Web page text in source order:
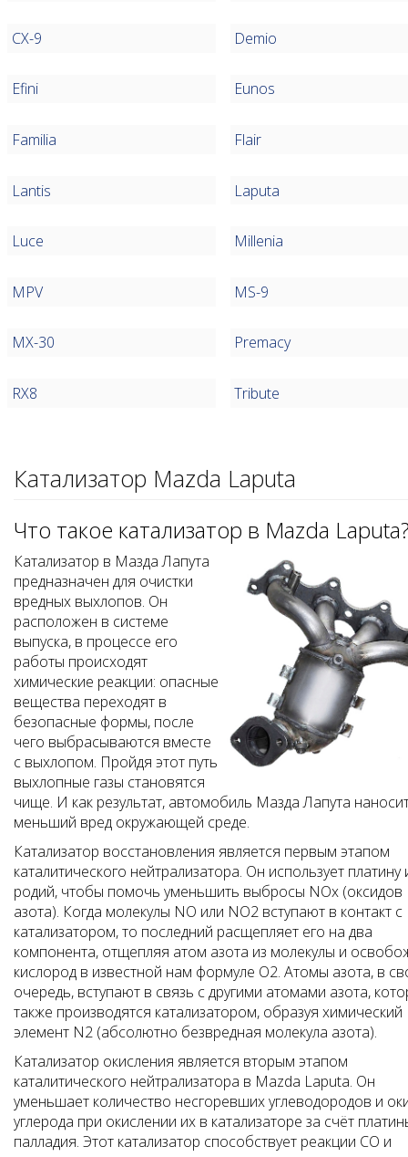
CX-9 Demio
Efini Eunos
Familia Flair
Lantis Laputa
Luce Millenia
MPV MS-9
MX-30 Premacy
RX8 Tribute
Катализатор Mazda Laputa
Что такое катализатор в Mazda
Катализатор в Мазда Лапута
предназначен для очистки
вредных выхлопов. Он
расположен в системе
выпуска, в процессе его
работы происходят
химические реакции: опасные
вещества переходят в
безопасные формы, после
чего выбрасываются вместе
с выхлопом. Пройдя этот путь
выхлопные газы становятся
чище. И как результат, автомобиль Мазда Лапута
меньший вред окружающей среде.
Катализатор восстановления является первым этапом
каталитического нейтрализатора. Он использует платину
родий, чтобы помочь уменьшить выбросы NOx (оксидов
азота). Когда молекулы NO или NO2 вступают в контакт с
катализатором, то последний расщепляет его на два
компонента, отщепляя атом азота из молекулы и
кислород в известной нам формуле O2. Атомы азота, в
очередь, вступают в связь с другими атомами азота,
также производятся катализатором, образуя химический
элемент N2 (абсолютно безвредная молекула азота).
Катализатор окисления является вторым этапом
каталитического нейтрализатора в Mazda Laputa. Он
уменьшает количество несгоревших углеводородов и
углерода при окислении их в катализаторе за счёт
палладия. Этот катализатор способствует реакции СО и